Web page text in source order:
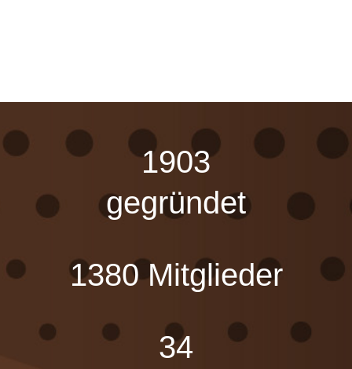
1903
gegründet
1380 Mitglieder
34